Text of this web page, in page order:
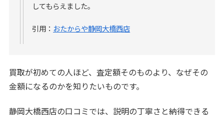
してもらえました。
引用： おたからや静岡大橋西店
買取が初めての人ほど、査定額そのものより、なぜその
金額になるのかを知りたいものです。
静岡大橋西店の口コミでは、説明の丁寧さと納得できる